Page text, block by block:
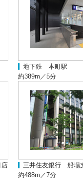
地下鉄 本町駅
約389m／5分
店
三井住友銀行 船場
約488m／7分